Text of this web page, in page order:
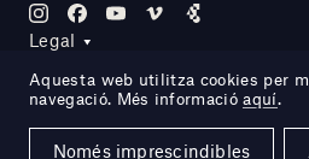
Legal
Site by DOMO—A
Aquesta web utilitza cookies per
navegació. Més informacióaquí.
Només imprescindibles